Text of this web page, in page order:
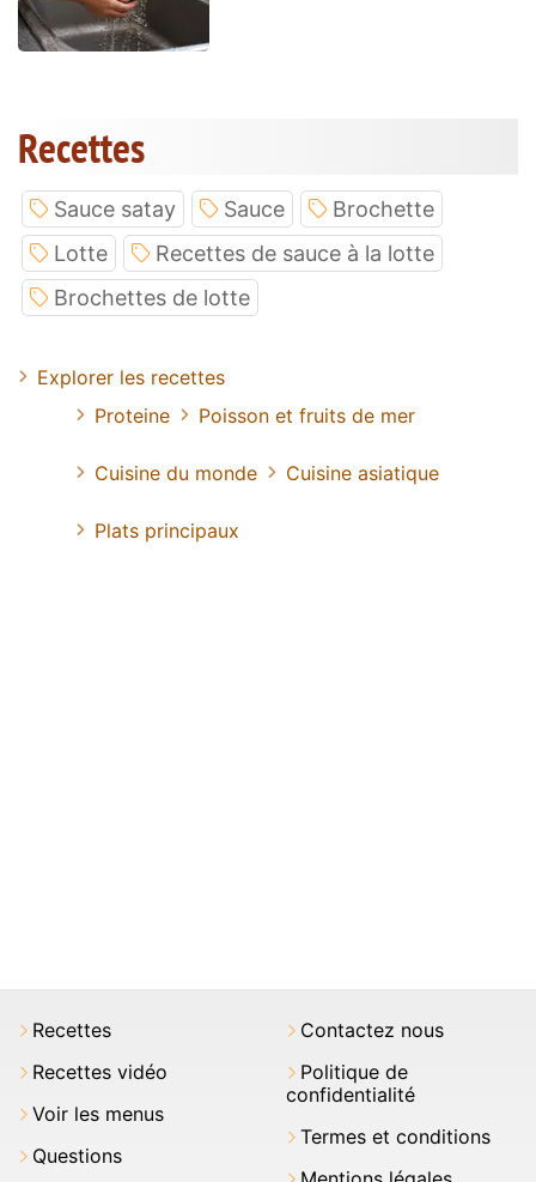
Recettes
Sauce satay Sauce
Brochette
Lotte
Recettes de sauce à la lotte
Brochettes de lotte
Explorer les recettes
Proteine
Poisson et fruits de mer
Cuisine du monde Cuisine asiatique
Plats principaux
Recettes
Recettes vidéo
Voir les menus
Questions
Contactez nous
Politique de
confidentialité
Termes et conditions